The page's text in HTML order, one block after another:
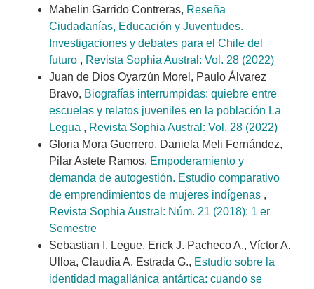
Mabelin Garrido Contreras, Reseña
Ciudadanías, Educación y Juventudes.
Investigaciones y debates para el Chile del
futuro , Revista Sophia Austral: Vol. 28 (2022)
Juan de Dios Oyarzún Morel, Paulo Álvarez
Bravo, Biografías interrumpidas: quiebre entre
escuelas y relatos juveniles en la población La
Legua , Revista Sophia Austral: Vol. 28 (2022)
Gloria Mora Guerrero, Daniela Meli Fernández,
Pilar Astete Ramos, Empoderamiento y
demanda de autogestión. Estudio comparativo
de emprendimientos de mujeres indígenas ,
Revista Sophia Austral: Núm. 21 (2018): 1 er
Semestre
Sebastian I. Legue, Erick J. Pacheco A., Víctor A.
Ulloa, Claudia A. Estrada G., Estudio sobre la
identidad magallánica antártica: cuando se